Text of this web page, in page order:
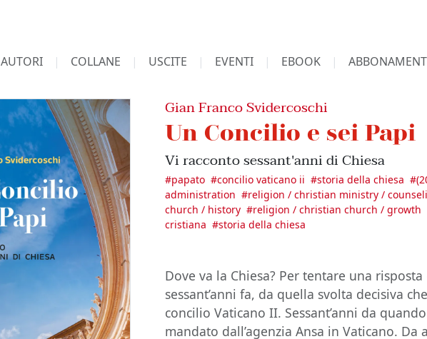
AUTORI COLLANE USCITE EVENTI EBOOK
Gian Franco Svidercoschi
Un Concilio e sei Papi
Vi racconto sessant'anni di Chiesa
#papato #concilio vaticano ii #storia della chiesa #
administration #religion / christian ministry /
church / history #religion / christian church / growth
cristiana #storia della chiesa
Dove va la Chiesa? Per tentare una
sessant’anni fa, da quella svolta decisiva
concilio Vaticano II. Sessant’anni da
mandato dall’agenzia Ansa in Vaticano.